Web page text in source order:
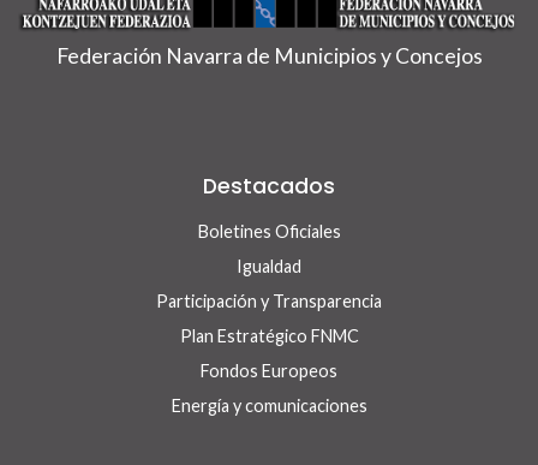
Federación Navarra de Municipios y Concejos
Destacados
Boletines Oficiales
Igualdad
Participación y Transparencia
Plan Estratégico FNMC
Fondos Europeos
Energía y comunicaciones